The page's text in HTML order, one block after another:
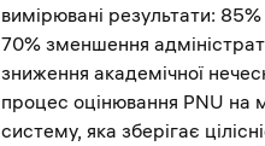
вимірювані результати:
70% зменшення
зниження академічної
процес оцінювання PNU на
систему, яка зберігає